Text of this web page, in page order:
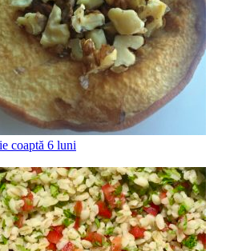
coaptă 6 luni